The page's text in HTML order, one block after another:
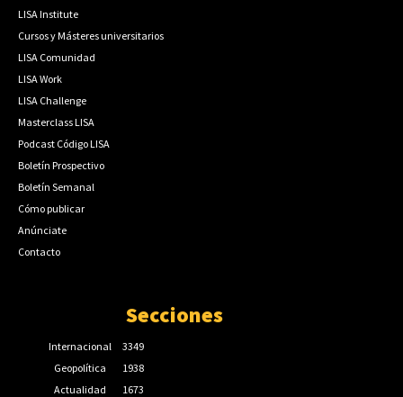
LISA Institute
Cursos y Másteres universitarios
LISA Comunidad
LISA Work
LISA Challenge
Masterclass LISA
Podcast Código LISA
Boletín Prospectivo
Boletín Semanal
Cómo publicar
Anúnciate
Contacto
Secciones
Internacional
3349
Geopolítica
1938
Actualidad
1673